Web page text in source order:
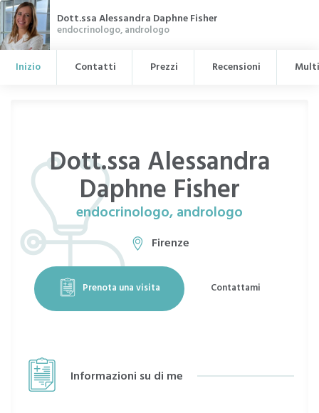
Dott.ssa Alessandra Daphne Fisher
endocrinologo, andrologo
Inizio Contatti Prezzi Recensioni
Dott.ssa Alessandra
Daphne Fisher
endocrinologo, andrologo
Firenze
Prenota una visita Contattami
Informazioni su di me